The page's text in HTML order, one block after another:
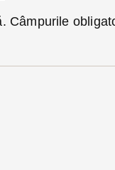
Câmpurile